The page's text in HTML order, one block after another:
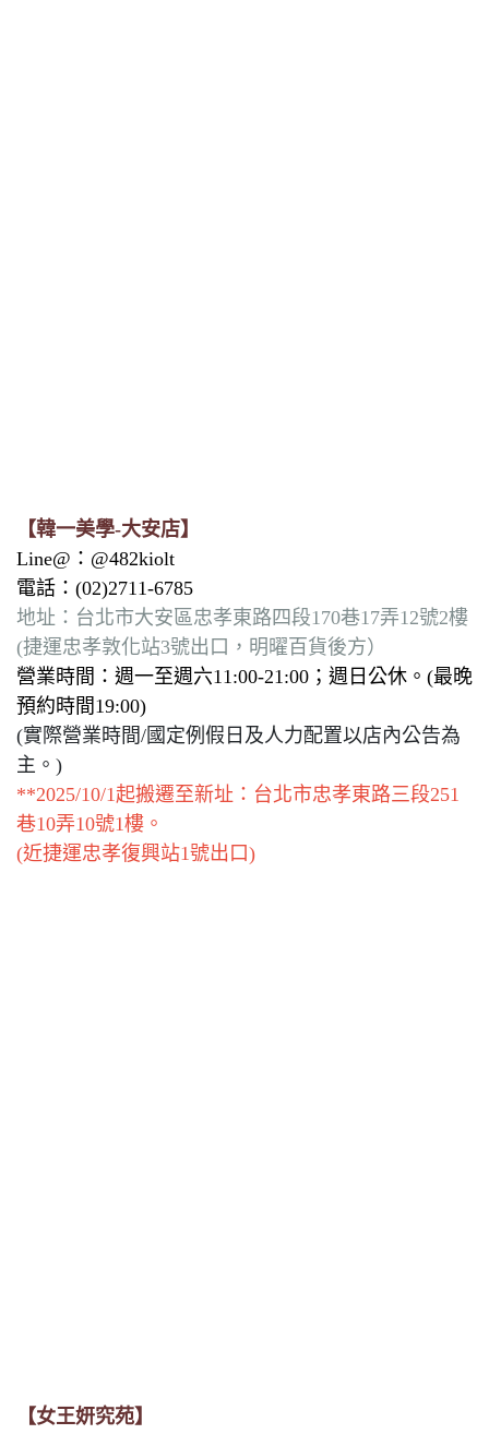
【韓一美學-大安店】
Line@：@482kiolt
電話：(02)2711-6785
地址：台北市大安區忠孝東路四段170巷17弄12號2樓
(捷運忠孝敦化站3號出口，明曜百貨後方）
營業時間：週一至週六11:00-21:00；週日公休。(最晚
預約時間19:00)
(實際營業時間/國定例假日及人力配置以店內公告為
主。)
**2025/10/1起搬遷至新址：台北市忠孝東路三段251
巷10弄10號1樓。
(近捷運忠孝復興站1號出口)
【女王妍究苑】